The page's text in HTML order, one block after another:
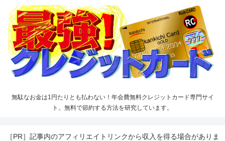
無駄なお金は1円たりとも払わない！年会費無料クレジットカード専門サイ
ト。無料で節約する方法を研究しています。
［PR］記事内のアフィリエイトリンクから収入を得る場合がありま